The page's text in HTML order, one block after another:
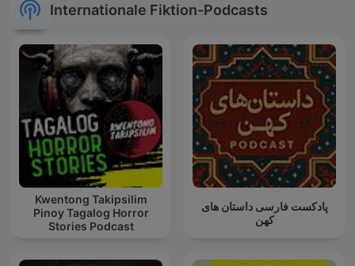
Internationale Fiktion-Podcasts
Kwentong Takipsilim
Pinoy Tagalog Horror
Stories Podcast
پادکست فارسی داستان های
کهن